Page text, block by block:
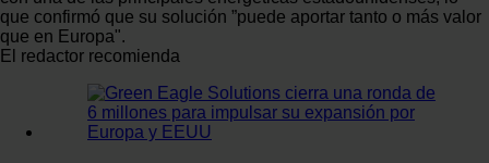
que confirmó que su solución ”puede aportar tanto o más valor
que en Europa".
El redactor recomienda